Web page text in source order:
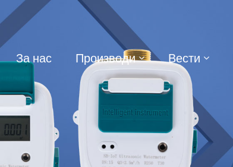
За нас Производи Вести